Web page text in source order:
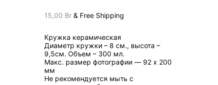
15,00 Br & Free Shipping
Кружка керамическая
Диаметр кружки – 8 см., высота –
9,5см. Объем – 300 мл.
Макс. размер фотографии ― 92 х 200
мм
Не рекомендуется мыть с